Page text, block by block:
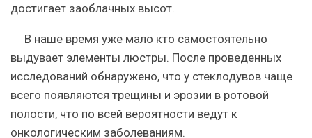
достигает заоблачных высот.
В наше время уже мало кто самостоятельно
выдувает элементы люстры. После проведенных
исследований обнаружено, что у стеклодувов чаще
всего появляются трещины и эрозии в ротовой
полости, что по всей вероятности ведут к
онкологическим заболеваниям.